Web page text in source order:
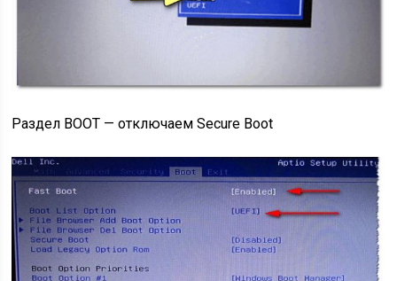
Раздел BOOT — отключаем Secure Boot